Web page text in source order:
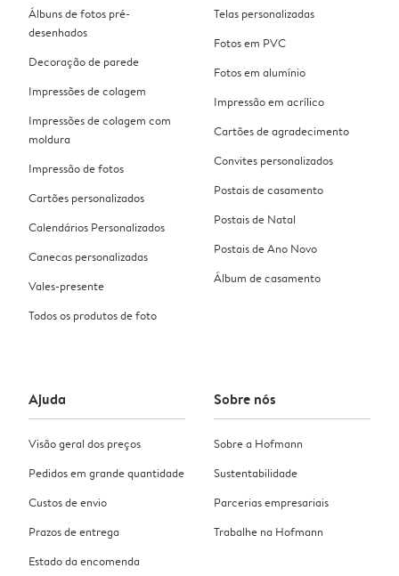
Álbuns de fotos pré-
desenhados
Decoração de parede
Impressões de colagem
Impressões de colagem com
moldura
Impressão de fotos
Cartões personalizados
Calendários Personalizados
Canecas personalizadas
Vales-presente
Todos os produtos de foto
Telas personalizadas
Fotos em PVC
Fotos em alumínio
Impressão em acrílico
Cartões de agradecimento
Convites personalizados
Postais de casamento
Postais de Natal
Postais de Ano Novo
Álbum de casamento
Ajuda
Visão geral dos preços
Pedidos em grande quantidade
Custos de envio
Prazos de entrega
Estado da encomenda
Sobre nós
Sobre a Hofmann
Sustentabilidade
Parcerias empresariais
Trabalhe na Hofmann